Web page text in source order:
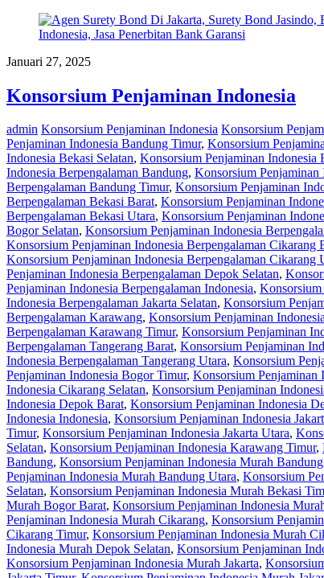
Januari 27, 2025
Konsorsium Penjaminan Indonesia
admin Konsorsium Penjaminan Indonesia Konsorsium
Penjaminan Indonesia Bandung Timur, Konsorsium
Indonesia Bekasi Selatan, Konsorsium Penjaminan Indonesia
Indonesia Berpengalaman Bandung, Konsorsium Penjaminan
Berpengalaman Bandung Timur, Konsorsium Penjaminan
Berpengalaman Bekasi Barat, Konsorsium Penjaminan
Berpengalaman Bekasi Utara, Konsorsium Penjaminan
Bogor Selatan, Konsorsium Penjaminan Indonesia
Konsorsium Penjaminan Indonesia Berpengalaman Cikarang
Konsorsium Penjaminan Indonesia Berpengalaman Cikarang
Penjaminan Indonesia Berpengalaman Depok Selatan,
Penjaminan Indonesia Berpengalaman Indonesia, Konsorsium
Indonesia Berpengalaman Jakarta Selatan, Konsorsium
Berpengalaman Karawang, Konsorsium Penjaminan
Berpengalaman Karawang Timur, Konsorsium Penjaminan
Berpengalaman Tangerang Barat, Konsorsium Penjaminan
Indonesia Berpengalaman Tangerang Utara, Konsorsium
Penjaminan Indonesia Bogor Timur, Konsorsium Penjaminan
Indonesia Cikarang Selatan, Konsorsium Penjaminan
Indonesia Depok Barat, Konsorsium Penjaminan Indonesia
Indonesia Indonesia, Konsorsium Penjaminan Indonesia
Timur, Konsorsium Penjaminan Indonesia Jakarta Utara,
Selatan, Konsorsium Penjaminan Indonesia Karawang Timur,
Bandung, Konsorsium Penjaminan Indonesia Murah
Penjaminan Indonesia Murah Bandung Utara, Konsorsium
Selatan, Konsorsium Penjaminan Indonesia Murah Bekasi
Murah Bogor Barat, Konsorsium Penjaminan Indonesia
Penjaminan Indonesia Murah Cikarang, Konsorsium
Cikarang Timur, Konsorsium Penjaminan Indonesia Murah
Indonesia Murah Depok Selatan, Konsorsium Penjaminan
Konsorsium Penjaminan Indonesia Murah Jakarta,